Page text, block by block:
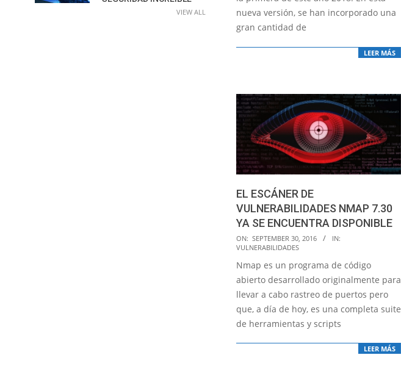
nueva versión, se han incorporado una
gran cantidad de
LEER MÁS
EL ESCÁNER DE
VULNERABILIDADES NMAP 7.30
YA SE ENCUENTRA DISPONIBLE
2016-
09-
30
ON: SEPTEMBER 30, 2016
IN:
VULNERABILIDADES
Nmap es un programa de código
abierto desarrollado originalmente para
llevar a cabo rastreo de puertos pero
que, a día de hoy, es una completa suite
de herramientas y scripts
LEER MÁS
VIEW ALL